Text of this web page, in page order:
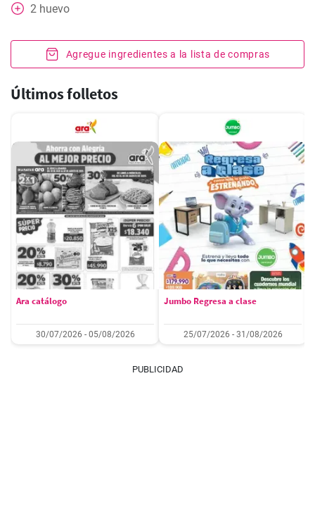
2 huevo
Agregue ingredientes a la lista de compras
Últimos folletos
Ara catálogo
30/07/2026 - 05/08/2026
Jumbo Regresa a clase
25/07/2026 - 31/08/2026
PUBLICIDAD